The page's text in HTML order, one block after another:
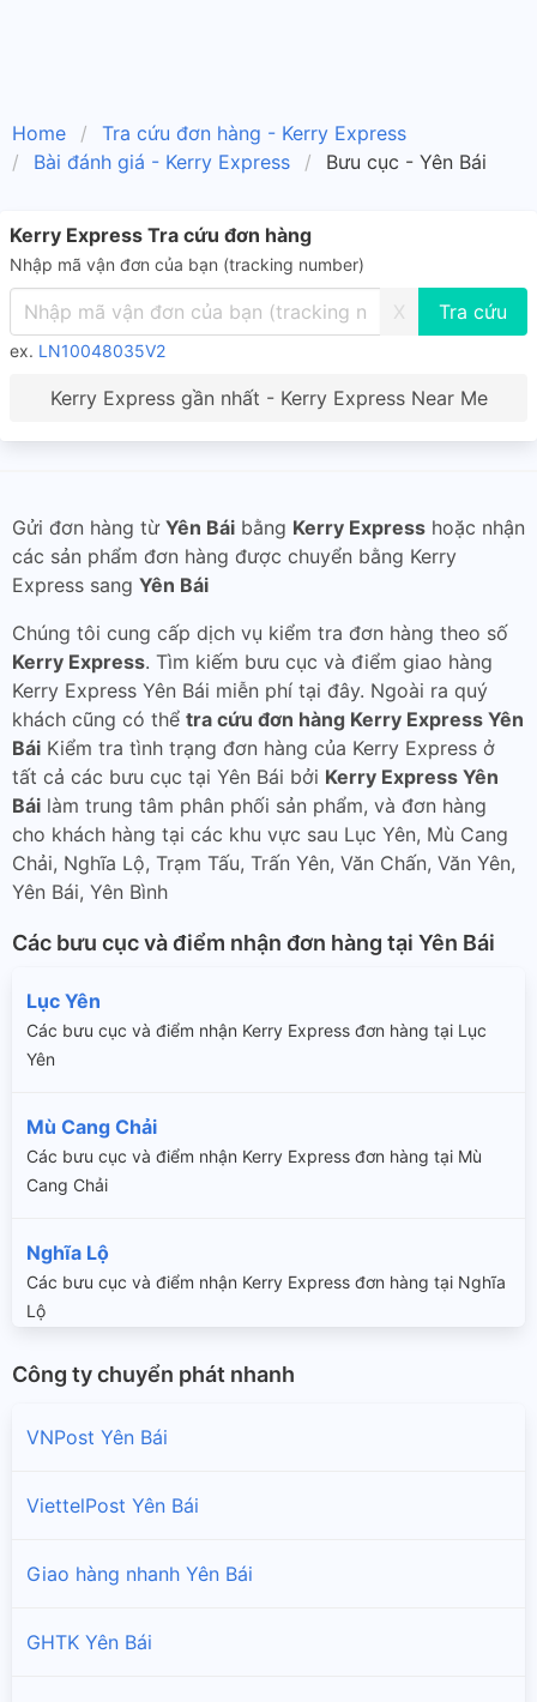
Home
Tra cứu đơn hàng - Kerry Express
Bài đánh giá - Kerry Express
Bưu cục - Yên Bái
Kerry Express Tra cứu đơn hàng
Nhập mã vận đơn của bạn (tracking number)
X
ex. LN10048035V2
Kerry Express gần nhất - Kerry Express Near Me
Gửi đơn hàng từ Yên Bái bằng Kerry Express hoặc nhận
các sản phẩm đơn hàng được chuyển bằng Kerry
Express sang Yên Bái
Chúng tôi cung cấp dịch vụ kiểm tra đơn hàng theo số
Kerry Express. Tìm kiếm bưu cục và điểm giao hàng
Kerry Express Yên Bái miễn phí tại đây. Ngoài ra quý
khách cũng có thể tra cứu đơn hàng Kerry Express Yên
Bái Kiểm tra tình trạng đơn hàng của Kerry Express ở
tất cả các bưu cục tại Yên Bái bởi Kerry Express Yên
Bái làm trung tâm phân phối sản phẩm, và đơn hàng
cho khách hàng tại các khu vực sau Lục Yên, Mù Cang
Chải, Nghĩa Lộ, Trạm Tấu, Trấn Yên, Văn Chấn, Văn Yên,
Yên Bái, Yên Bình
Các bưu cục và điểm nhận đơn hàng tại Yên Bái
Lục Yên
Các bưu cục và điểm nhận Kerry Express đơn hàng tại Lục
Yên
Mù Cang Chải
Các bưu cục và điểm nhận Kerry Express đơn hàng tại Mù
Cang Chải
Nghĩa Lộ
Các bưu cục và điểm nhận Kerry Express đơn hàng tại Nghĩa
Lộ
Trạm Tấu
Tấu
Trấn Yên
Yên
Văn Chấn
Công ty chuyển phát nhanh
VNPost Yên Bái
ViettelPost Yên Bái
Giao hàng nhanh Yên Bái
GHTK Yên Bái